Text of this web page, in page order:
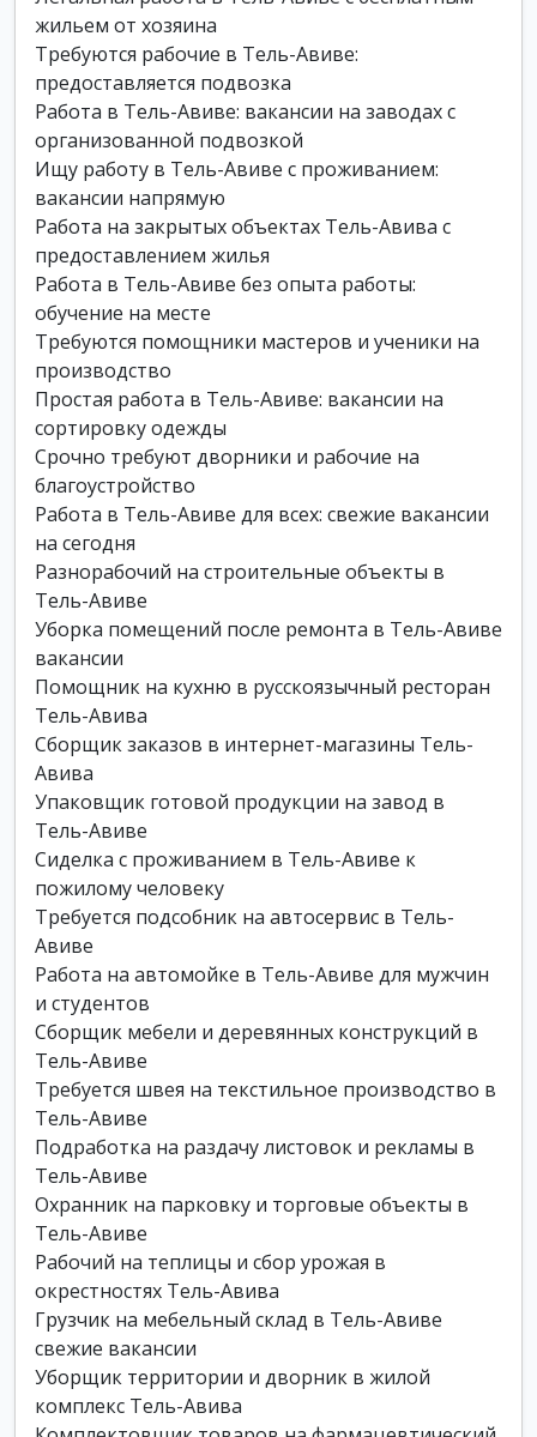
жильем от хозяина
Требуются рабочие в Тель-Авиве:
предоставляется подвозка
Работа в Тель-Авиве: вакансии на заводах с
организованной подвозкой
Ищу работу в Тель-Авиве с проживанием:
вакансии напрямую
Работа на закрытых объектах Тель-Авива с
предоставлением жилья
Работа в Тель-Авиве без опыта работы:
обучение на месте
Требуются помощники мастеров и ученики на
производство
Простая работа в Тель-Авиве: вакансии на
сортировку одежды
Срочно требуют дворники и рабочие на
благоустройство
Работа в Тель-Авиве для всех: свежие вакансии
на сегодня
Разнорабочий на строительные объекты в
Тель-Авиве
Уборка помещений после ремонта в Тель-Авиве
вакансии
Помощник на кухню в русскоязычный ресторан
Тель-Авива
Сборщик заказов в интернет-магазины Тель-
Авива
Упаковщик готовой продукции на завод в
Тель-Авиве
Сиделка с проживанием в Тель-Авиве к
пожилому человеку
Требуется подсобник на автосервис в Тель-
Авиве
Работа на автомойке в Тель-Авиве для мужчин
и студентов
Сборщик мебели и деревянных конструкций в
Тель-Авиве
Требуется швея на текстильное производство в
Тель-Авиве
Подработка на раздачу листовок и рекламы в
Тель-Авиве
Охранник на парковку и торговые объекты в
Тель-Авиве
Рабочий на теплицы и сбор урожая в
окрестностях Тель-Авива
Грузчик на мебельный склад в Тель-Авиве
свежие вакансии
Уборщик территории и дворник в жилой
комплекс Тель-Авива